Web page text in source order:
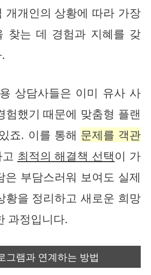
개개인의 상황에 따라 가장
찾는 데 경험과 지혜를 갖
상담사들은 이미 유사 사
험했기 때문에 맞춤형 플랜
죠. 이를 통해 문제를 객관
최적의 해결책 선택이 가
은 부담스러워 보여도 실제
황을 정리하고 새로운 희망
과정입니다.
그램과 연계하는 방법